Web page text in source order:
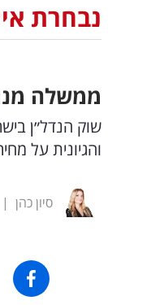
נבחרת
ממשלה
שוק הנדל״ן
והגיונית על
סיון כהן |